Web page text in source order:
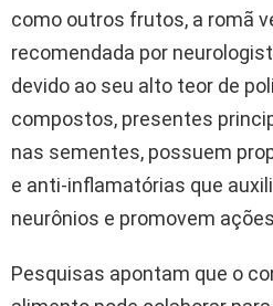
como outros frutos, a romã
recomendada por
devido ao seu alto teor de
compostos, presentes
nas sementes, possuem
e anti-inflamatórias que
neurônios e promovem
Pesquisas apontam que o